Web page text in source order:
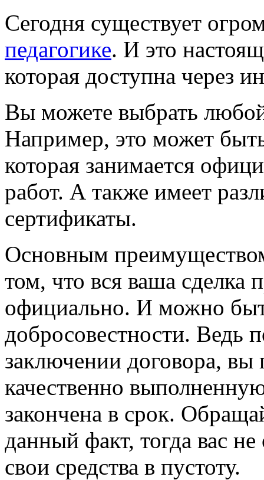
Сегодня существует
педагогике. И это
которая доступна через
Вы можете выбрать
Например, это может
которая занимается
работ. А также имеет
сертификаты.
Основным преимуществом
том, что вся ваша сделка
официально. И можно
добросовестности. Ведь
заключении договора,
качественно
закончена в срок.
данный факт, тогда вас
свои средства в пустоту.